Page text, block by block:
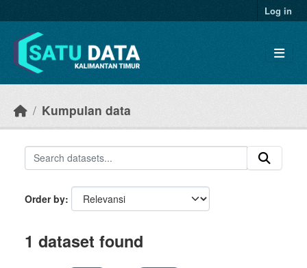
Log in
Kumpulan data
Order by
1 dataset found